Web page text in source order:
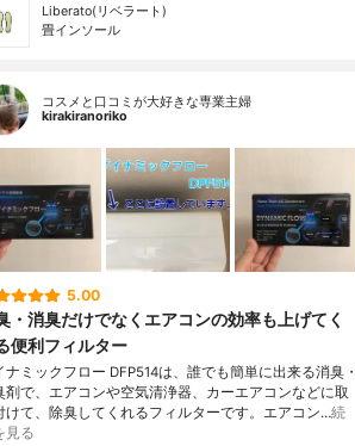
Liberato(リベラート)
畳インソール
コスメと口コミが大好きな専業主婦
kirakiranoriko
5.00
・消臭だけでなくエアコンの効率も上げてく
便利フィルター
ナミックフロー DFP514は、誰でも簡単に出来る消臭・
剤で、エアコンや空気清浄器、カーエアコンなどに取
けて、除臭してくれるフィルターです。エアコン…続
見る